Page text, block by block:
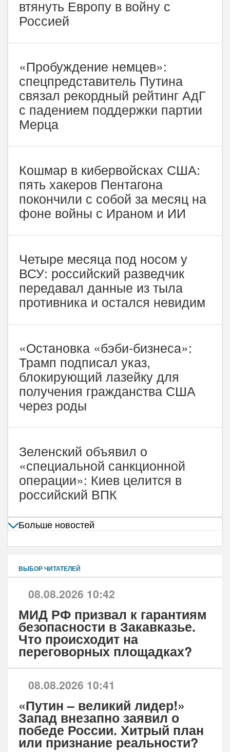
втянуть Европу в войну с
Россией
«Пробуждение немцев»:
спецпредставитель Путина
связал рекордный рейтинг АдГ
с падением поддержки партии
Мерца
Кошмар в кибервойсках США:
пять хакеров Пентагона
покончили с собой за месяц на
фоне войны с Ираном и ИИ
Четыре месяца под носом у
ВСУ: российский разведчик
передавал данные из тыла
противника и остался невидим
«Остановка «бэби-бизнеса»:
Трамп подписал указ,
блокирующий лазейку для
получения гражданства США
через роды
Зеленский объявил о
«специальной санкционной
операции»: Киев целится в
российский ВПК
Больше новостей
ВЫБОР ЧИТАТЕЛЕЙ
08.08.2026 10:42
МИД РФ призвал к гарантиям
безопасности в Закавказье.
Что происходит на
переговорных площадках?
08.08.2026 10:41
«Путин – великий лидер!»
Запад внезапно заявил о
победе России. Хитрый план
или признание реальности?